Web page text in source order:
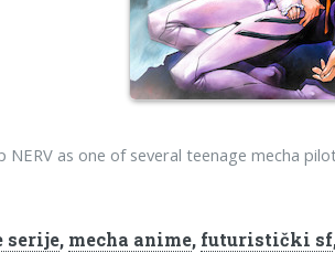
as one of several teenage mecha
serije, mecha anime, futuristički sf